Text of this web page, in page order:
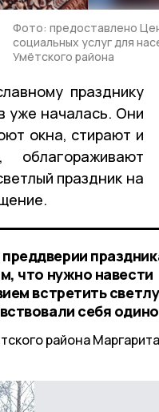
Фото: предоставлено
социальных услуг для
Умётского района
празднику
уже началась. Они
окна, стирают и
праздник на
что нужно навести
встретить
себя
района Маргарита